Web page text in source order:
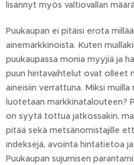
lisännyt myös valtiovallan
Puukaupan ei pitäisi erota
ainemarkkinoista. Kuten
puukaupassa monia myyjiä ja
puun hintavaihtelut ovat olleet
aineisiin verrattuna. Miksi
luotetaan markkinatalouteen?
on syytä tottua jatkossakin,
pitää sekä metsänomistajille
indeksejä, avointa hintatietoa
Puukaupan sujumisen